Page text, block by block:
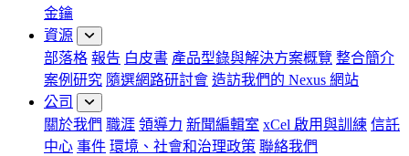
金鑰
資源
部落格 報告 白皮書 產品型錄與解決方案概覽 整合簡介
案例研究 隨選網路研討會 造訪我們的 Nexus 網站
公司
關於我們 職涯 領導力 新聞編輯室 xCel 啟用與訓練 信託
中心 事件 環境、社會和治理政策 聯絡我們